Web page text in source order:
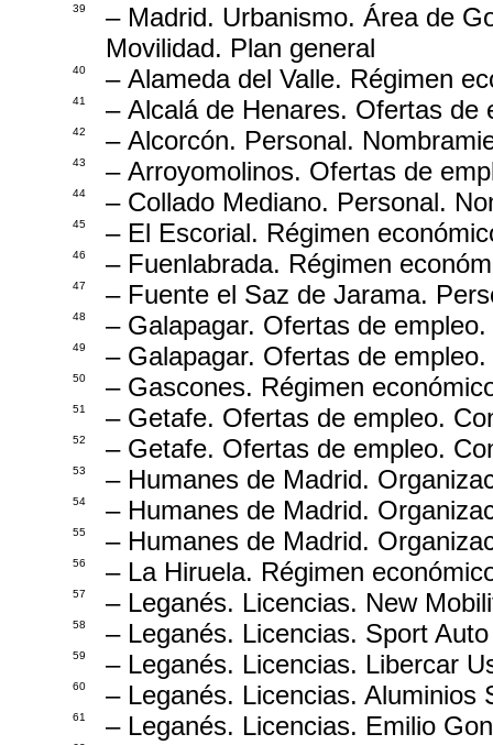
39
– Madrid. Urbanismo. Área de
Movilidad. Plan general
40 – Alameda del Valle. Régimen
41 – Alcalá de Henares. Ofertas de
42 – Alcorcón. Personal.
43 – Arroyomolinos. Ofertas de
44 – Collado Mediano. Personal.
45 – El Escorial. Régimen
46 – Fuenlabrada. Régimen
47 – Fuente el Saz de Jarama.
48 – Galapagar. Ofertas de
49 – Galapagar. Ofertas de
50 – Gascones. Régimen
51 – Getafe. Ofertas de empleo.
52 – Getafe. Ofertas de empleo.
53 – Humanes de Madrid.
54 – Humanes de Madrid.
55 – Humanes de Madrid.
56 – La Hiruela. Régimen
57 – Leganés. Licencias. New
58 – Leganés. Licencias. Sport
59 – Leganés. Licencias. Libercar
60 – Leganés. Licencias. Aluminios
61 – Leganés. Licencias. Emilio